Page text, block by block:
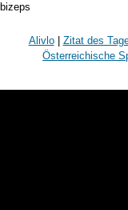
bizeps
Alivlo| Zitat des
Österreichische